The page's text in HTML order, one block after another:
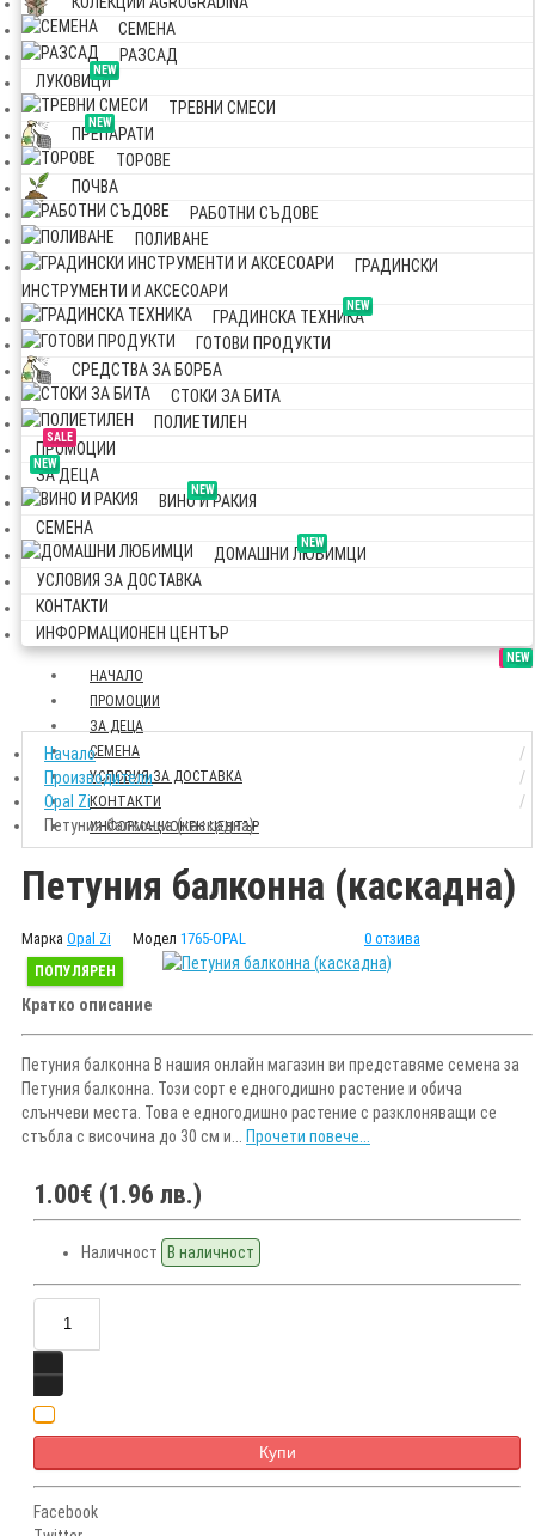
СЕМЕНА
РАЗСАД
NEW
ЛУКОВИЦИ
ТРЕВНИ СМЕСИ
NEW
ПРЕПАРАТИ
ТОРОВЕ
ПОЧВА
РАБОТНИ СЪДОВЕ
ПОЛИВАНЕ
ГРАДИНСКИ
ИНСТРУМЕНТИ И АКСЕСОАРИ
NEW
ГРАДИНСКА ТЕХНИКА
ГОТОВИ ПРОДУКТИ
СРЕДСТВА ЗА БОРБА
СТОКИ ЗА БИТА
ПОЛИЕТИЛЕН
SALE
ПРОМОЦИИ
NEW
ЗА ДЕЦА
NEW
ВИНО И РАКИЯ
СЕМЕНА
NEW
ДОМАШНИ ЛЮБИМЦИ
УСЛОВИЯ ЗА ДОСТАВКА
КОНТАКТИ
ИНФОРМАЦИОНЕН ЦЕНТЪР
НАЧАЛО
SALE
ПРОМОЦИИ
NEW
ЗА ДЕЦА
СЕМЕНА
УСЛОВИЯ ЗА ДОСТАВКА
КОНТАКТИ
ИНФОРМАЦИОНЕН ЦЕНТЪР
Начало
Производители
Opal Zi
Петуния балконна (каскадна)
Петуния балконна (каскадна)
Марка Opal Zi Модел 1765-OPAL 0 отзива
ПОПУЛЯРЕН
Кратко описание
Петуния балконна В нашия онлайн магазин ви представяме семена за
Петуния балконна. Този сорт е едногодишно растение и обича
слънчеви места. Това е едногодишно растение с разклоняващи се
стъбла с височина до 30 см и... Прочети повече...
1.00€ (1.96 лв.)
Наличност В наличност
Купи
Facebook